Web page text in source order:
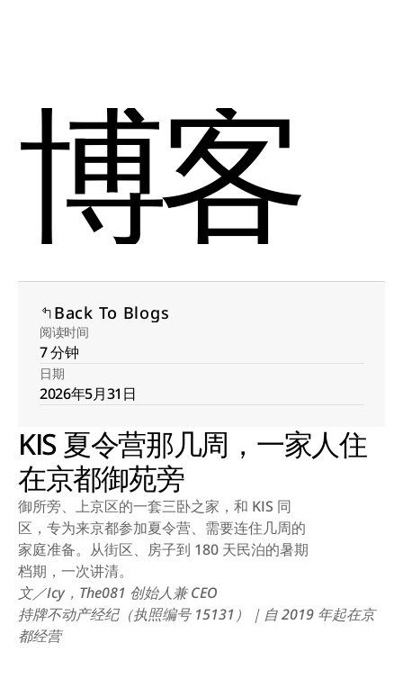
博客
Back To Blogs
阅读时间
7 分钟
日期
2026年5月31日
KIS 夏令营那几周，一家人住
在京都御苑旁
御所旁、上京区的一套三卧之家，和 KIS 同
区，专为来京都参加夏令营、需要连住几周的
家庭准备。从街区、房子到 180 天民泊的暑期
档期，一次讲清。
文／Icy，The081 创始人兼 CEO
持牌不动产经纪（执照编号 15131）｜自 2019 年起在京
都经营